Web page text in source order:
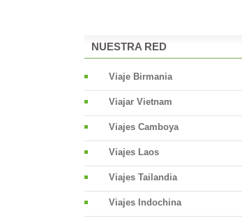
NUESTRA RED
Viaje Birmania
Viajar Vietnam
Viajes Camboya
Viajes Laos
Viajes Tailandia
Viajes Indochina